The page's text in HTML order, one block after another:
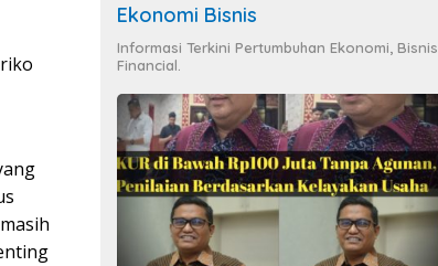
Ekonomi Bisnis
Informasi Terkini Pertumbuhan Ekonomi, Bisnis,
Financial.